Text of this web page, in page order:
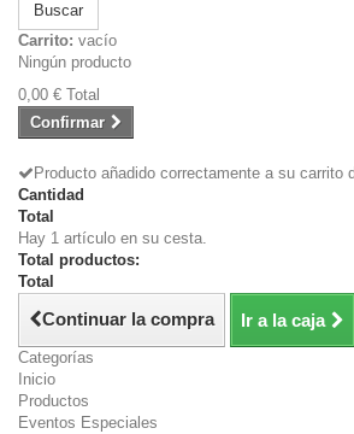
Buscar
Carrito: vacío
Ningún producto
0,00 € Total
Confirmar
Producto añadido correctamente a su carrito
Cantidad
Total
Hay 1 artículo en su cesta.
Total productos:
Total
Continuar la compra Ir a la caja
Categorías
Inicio
Productos
Eventos Especiales